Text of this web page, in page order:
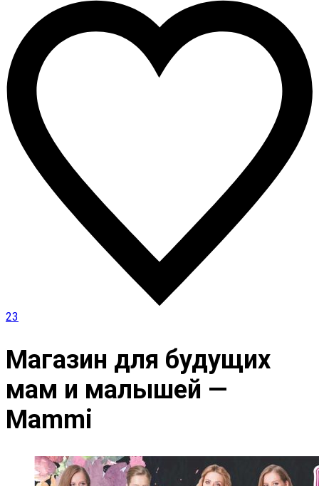
23
Магазин для будущих
мам и малышей —
Mammi